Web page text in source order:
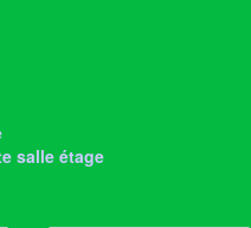
salle étage